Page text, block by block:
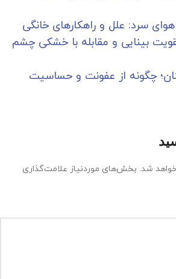
سرد: علل و راهکارهای خانگی
بینایی و مقابله با خشکی چشم
چگونه از عفونت و حساسیت
شد. بخش‌های موردنیاز علامت‌گذاری